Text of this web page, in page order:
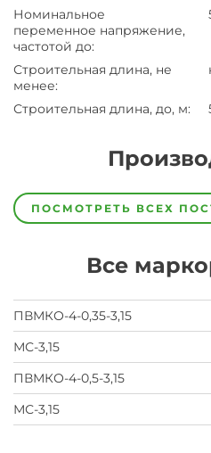
Номинальное
переменное напряжение,
частотой до:
Строительная длина, не
менее:
Строительная длина, до, м:
Завод Завод-
изготовитель
заявка
на
ПОСМОТРЕТЬ ВСЕХ
Все
ПВМКО-4-0,35-3,15
МС-3,15
ПВМКО-4-0,5-3,15
МС-3,15